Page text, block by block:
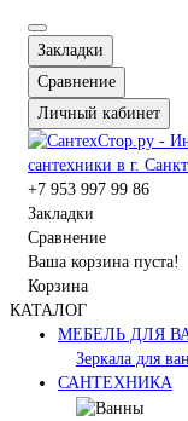
Закладки
Сравнение
Личный кабинет
+7 953 997 99 86
Закладки
Сравнение
Ваша корзина пуста!
Корзина
КАТАЛОГ
МЕБЕЛЬ ДЛЯ
Зеркала для
САНТЕХНИКА